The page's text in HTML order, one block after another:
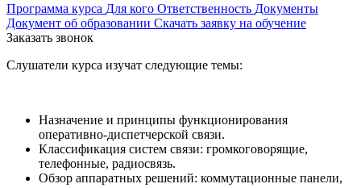
Программа курса Для кого Ответственность Документы
Документ об образовании Скачать заявку на обучение
Заказать звонок
Слушатели курса изучат следующие темы:
Назначение и принципы функционирования
оперативно-диспетчерской связи.
Классификация систем связи: громкоговорящие,
телефонные, радиосвязь.
Обзор аппаратных решений: коммутационные панели,